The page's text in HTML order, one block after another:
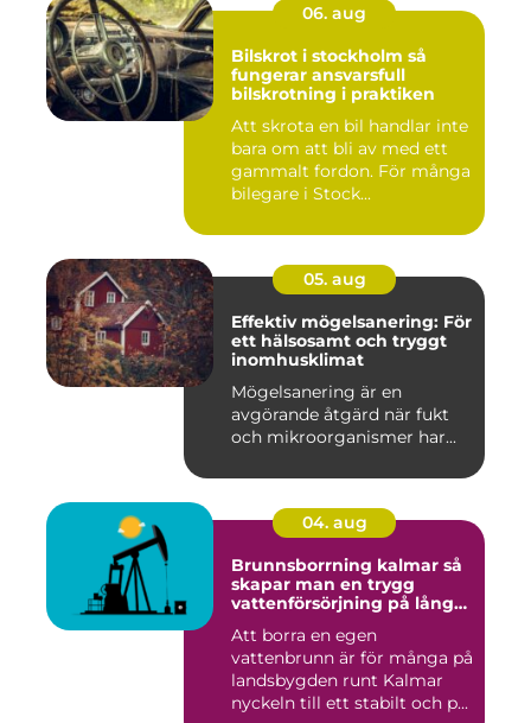
06. aug
Bilskrot i stockholm så
fungerar ansvarsfull
bilskrotning i praktiken
Att skrota en bil handlar inte
bara om att bli av med ett
gammalt fordon. För många
bilegare i Stock...
05. aug
Effektiv mögelsanering: För
ett hälsosamt och tryggt
inomhusklimat
Mögelsanering är en
avgörande åtgärd när fukt
och mikroorganismer har...
04. aug
Brunnsborrning kalmar så
skapar man en trygg
vattenförsörjning på lång
Att borra en egen
vattenbrunn är för många på
landsbygden runt Kalmar
nyckeln till ett stabilt och p...